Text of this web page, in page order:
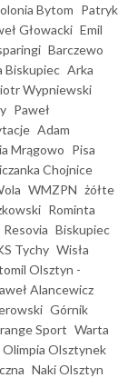
Bytom Patryk
Głowacki Emil
Barczewo
Biskupiec Arka
Wypniewski
Paweł
Adam
Mrągowo Pisa
Chojnice
WMZPN żółte
Rominta
Resovia Biskupiec
Tychy Wisła
Olsztyn -
Alancewicz
Górnik
Sport Warta
Olimpia Olsztynek
Naki Olsztyn